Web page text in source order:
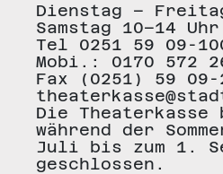
Dienstag –
Samstag 10–14 Uhr
Tel 0251 59 09-
Mobi.: 0170 572
Fax (0251) 59 09-
Die
während der
Juli bis zum 1.
geschlossen.